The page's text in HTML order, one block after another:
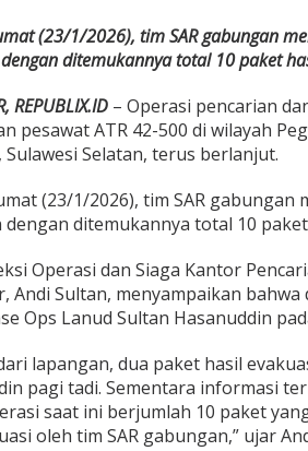
l
s
e
B
e
r
l
n
j
t
,
1
0
a
k
e
t
T
(23/1/2026), tim SAR gabungan
ditemukannya total 10 paket
REPUBLIX.ID– Operasi pencarian
pesawat ATR 42-500 di wilayah
Sulawesi Selatan, terus berlanjut.
(23/1/2026), tim SAR
dengan ditemukannya total 10
Operasi dan Siaga Kantor
Andi Sultan, menyampaikan
Ops Lanud Sultan Hasanuddin
lapangan, dua paket hasil
pagi tadi. Sementara informasi
saat ini berjumlah 10 paket
oleh tim SAR gabungan,” ujar